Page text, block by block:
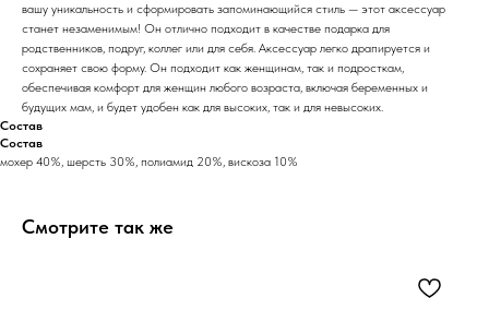
вашу уникальность и сформировать запоминающийся стиль — этот аксессуар
станет незаменимым! Он отлично подходит в качестве подарка для
родственников, подруг, коллег или для себя. Аксессуар легко драпируется и
сохраняет свою форму. Он подходит как женщинам, так и подросткам,
обеспечивая комфорт для женщин любого возраста, включая беременных и
будущих мам, и будет удобен как для высоких, так и для невысоких.
Состав
Состав
мохер 40%, шерсть 30%, полиамид 20%, вискоза 10%
Смотрите так же